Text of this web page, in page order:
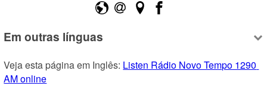
Em outras línguas
Veja esta página em Inglês: Listen Rádio Novo Tempo 1290
AM online